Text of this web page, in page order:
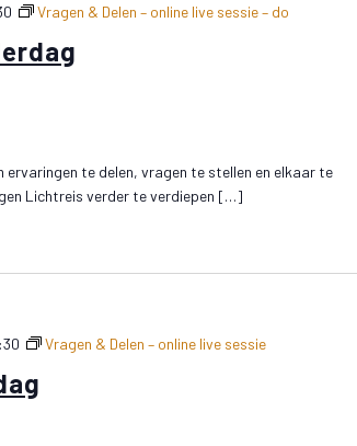
Vragen & Delen – online live sessie – do
ervaringen te delen, vragen te stellen en elkaar te
Lichtreis verder te verdiepen […]
Vragen & Delen – online live sessie